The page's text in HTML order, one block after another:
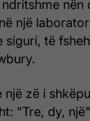
nën
një
siguri, të
një zë i
"Tre, dy,